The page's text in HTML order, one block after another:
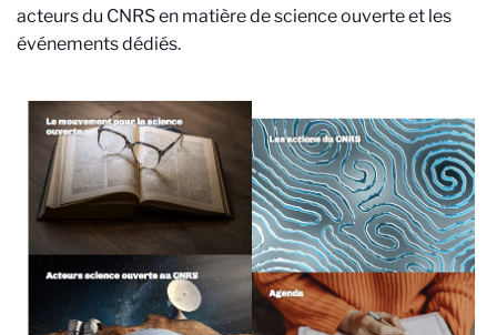
acteurs du CNRS en matière de science ouverte et les
événements dédiés.